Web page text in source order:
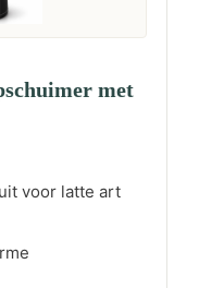
met
voor latte art